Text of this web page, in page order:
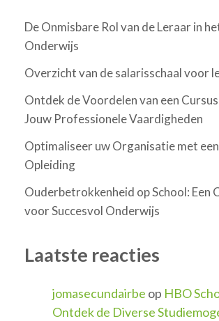
De Onmisbare Rol van de Leraar in
Onderwijs
Overzicht van de salarisschaal voor
Ontdek de Voordelen van een
Jouw Professionele Vaardigheden
Optimaliseer uw Organisatie met een
Opleiding
Ouderbetrokkenheid op School: Een
voor Succesvol Onderwijs
Laatste reacties
jomasecundairbe op HBO
Ontdek de Diverse